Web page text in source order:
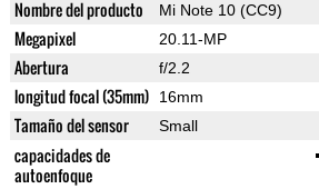
Nombre del producto Mi Note 10 (CC9)
Megapixel 20.11-MP
Abertura f/2.2
longitud focal (35mm) 16mm
Tamaño del sensor Small
capacidades de
autoenfoque